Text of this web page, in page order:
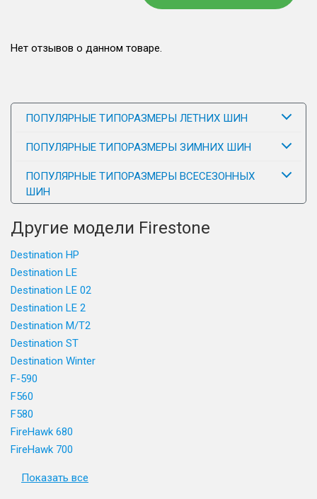
Нет отзывов о данном товаре.
ПОПУЛЯРНЫЕ ТИПОРАЗМЕРЫ ЛЕТНИХ ШИН
ПОПУЛЯРНЫЕ ТИПОРАЗМЕРЫ ЗИМНИХ ШИН
ПОПУЛЯРНЫЕ ТИПОРАЗМЕРЫ ВСЕСЕЗОННЫХ
ШИН
Другие модели Firestone
Destination HP
Destination LE
Destination LE 02
Destination LE 2
Destination M/T2
Destination ST
Destination Winter
F-590
F560
F580
FireHawk 680
FireHawk 700
Показать все